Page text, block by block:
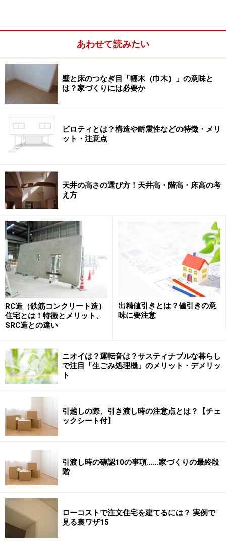
が、その都度、課せられる仕組みになっています。住宅
の引き渡し後も、税金負担から“完全”に逃れることはで
きません。
そこで、両親宅の新築工事に当たり、一体いくらの税負
担が実際に発生したのか？―― 本コラムでは、その内訳
を赤裸々に公開します。
係にある
不動産と税金は切っても切れない密接な関係にある
まずは復習を兼ねて、ここではマイホームの取得に際し
てどのような税金が課されるのか、簡単に税制項目を整
理しておきましょう。
【マイホームを取得するときの税金】
・不動産取得税
都道府県が課税する地方税です。マイホームの取得後、
６カ月～１年半程度の間に各都道府県から送られてくる
「増税通知書」によって本人が納付します。ただ、軽減
制度が充実しているため、実質的な納税額がゼロになる
ことも少なくありません。
・登録免許税
取得したマイホームの所有権を保存したり移転したりす
る登記にかかる税金です。こうした登記費用は通常、
「諸費用」名目で処理され、登記手続きは司法書士が代
行してくれます。また、建物の表示登記は土地家屋調査
士に依頼することになります。
・印紙税
あわせて読みたい
壁と床のつなぎ目「幅木（巾木）」の意味と
は？家づくりには必要か
ピロティとは？構造や耐震性などの特徴・メリ
ット・注意点
天井の高さの選び方！天井高・階高・床高の考
え方
RC造（鉄筋コンクリート造）
住宅とは！特徴とメリット、
SRC造との違い
出精値引きとは？値引きの意
味に要注意
ニオイは？運転音は？サスティナブルな暮らし
で注目「生ごみ処理機」のメリット・デメリッ
ト
引越しの際、引き渡し時の注意点とは？【チェ
ックシート付】
引渡し時の確認10の事項……家づくりの最終段
階
ローコストで注文住宅を建てるには？ 実例で
見る裏ワザ15